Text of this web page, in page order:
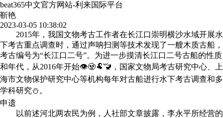
beat365中文官方网站-利来国际平台
靳艳
2023-03-05 10:38:02
2015年，我国文物考古工作者在长江口崇明横沙水域开展水
下考古重点调查时，通过声呐扫测等技术发现了一艘木质古船，
考古编号为“长江口二号”。为进一步摸清长江口二号古船的性质
和年代，从2016年开始👁🧟🐏🚾，国家文物局考古研究中心、上
海市文物保护研究中心等机构每年对古船进行水下考古调查和多
学科研究⛄。
申遗
以前述河北两农民为例，人社部文章披露，李永平所经营的